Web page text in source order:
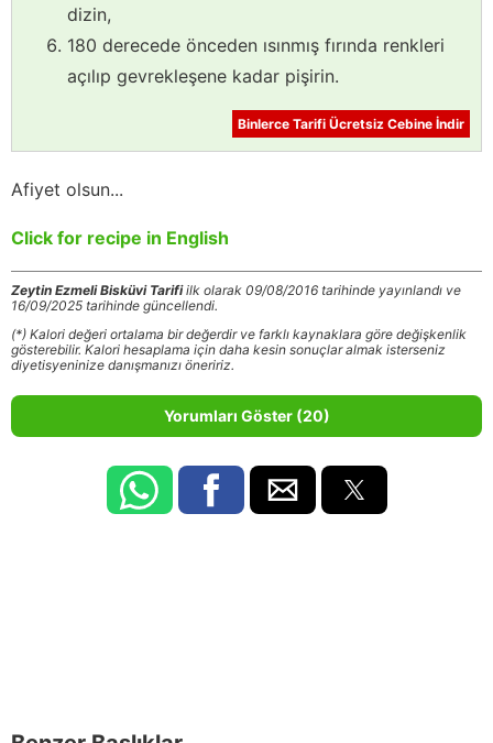
dizin,
180 derecede önceden ısınmış fırında renkleri
açılıp gevrekleşene kadar pişirin.
Binlerce Tarifi Ücretsiz Cebine İndir
Afiyet olsun...
Click for recipe in English
Zeytin Ezmeli Bisküvi Tarifiilk olarak 09/08/2016 tarihinde yayınlandı ve
16/09/2025 tarihinde güncellendi.
(*) Kalori değeri ortalama bir değerdir ve farklı kaynaklara göre değişkenlik
gösterebilir. Kalori hesaplama için daha kesin sonuçlar almak isterseniz
diyetisyeninize danışmanızı öneririz.
Yorumları Göster (20)